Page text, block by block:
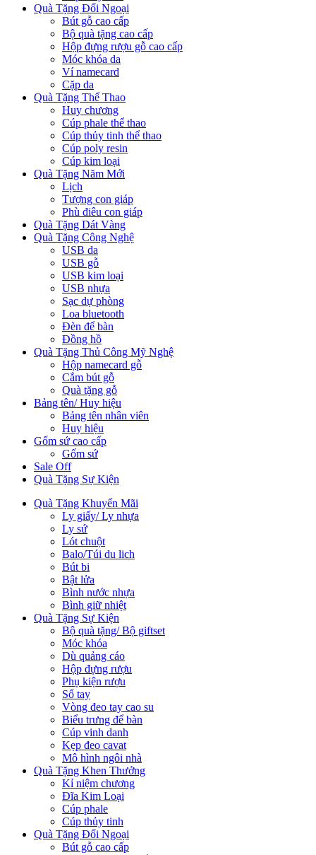
Quà Tặng Đối Ngoại
Bút gỗ cao cấp
Bộ quà tặng cao cấp
Hộp đựng rượu gỗ cao cấp
Móc khóa da
Ví namecard
Cặp da
Quà Tặng Thể Thao
Huy chương
Cúp phale thể thao
Cúp thủy tinh thể thao
Cúp poly resin
Cúp kim loại
Quà Tặng Năm Mới
Lịch
Tượng con giáp
Phù điêu con giáp
Quà Tặng Dát Vàng
Quà Tặng Công Nghệ
USB da
USB gỗ
USB kim loại
USB nhựa
Sạc dự phòng
Loa bluetooth
Đèn để bàn
Đồng hồ
Quà Tặng Thủ Công Mỹ Nghệ
Hộp namecard gỗ
Cắm bút gỗ
Quà tặng gỗ
Bảng tên/ Huy hiệu
Bảng tên nhân viên
Huy hiệu
Gốm sứ cao cấp
Gốm sứ
Sale Off
Quà Tặng Sự Kiện
Quà Tặng Khuyến Mãi
Ly giấy/ Ly nhựa
Ly sứ
Lót chuột
Balo/Túi du lich
Bút bi
Bật lửa
Bình nước nhựa
Bình giữ nhiệt
Quà Tặng Sự Kiện
Bộ quà tặng/ Bộ giftset
Móc khóa
Dù quảng cáo
Hộp đựng rượu
Phụ kiện rượu
Sổ tay
Vòng đeo tay cao su
Biểu trưng để bàn
Cúp vinh danh
Kẹp đeo cavat
Mô hình ngôi nhà
Quà Tặng Khen Thưởng
Kỉ niệm chương
Đĩa Kim Loại
Cúp phale
Cúp thủy tinh
Quà Tặng Đối Ngoại
Bút gỗ cao cấp